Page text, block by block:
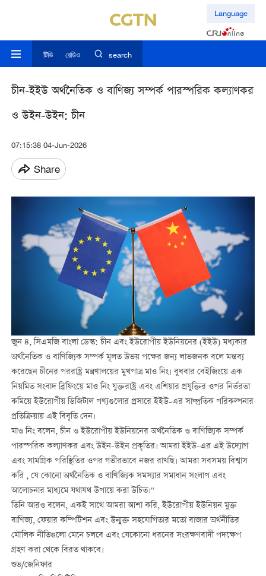
Language
টিভি রেডিও search
চীন-ইইউ অর্থনৈতিক ও বাণিজ্য সম্পর্ক পারস্পরিক কল্যাণকর
ও উইন-উইন: চীন
07:15:38 04-Jun-2026
Share
জুন ৪, সিএমজি বাংলা ডেস্ক: চীন এবং ইউরোপীয় ইউনিয়নের (ইইউ) মধ্যকার
অর্থনৈতিক ও বাণিজ্যিক সম্পর্ক মূলত উভয় পক্ষের জন্য লাভজনক বলে মন্তব্য
করেছেন চীনের পররাষ্ট্র মন্ত্রণালয়ের মুখপাত্র মাও নিং। বুধবার বেইজিংয়ে এক
নিয়মিত সংবাদ ব্রিফিংয়ে মাও নিং যুক্তরাষ্ট্র এবং এশিয়ার প্রযুক্তির ওপর নির্ভরতা
কমিয়ে ইউরোপীয় ডিজিটাল পণ্যগুলোর প্রসারে ইইউ-এর সাম্প্রতিক পরিকল্পনার
প্রতিক্রিয়ায় এই বিবৃতি দেন।
মাও নিং বলেন, চীন ও ইউরোপীয় ইউনিয়নের অর্থনৈতিক ও বাণিজ্যিক সম্পর্ক
পারস্পরিক কল্যাণকর এবং উইন-উইন প্রকৃতির। আমরা ইইউ-এর এই উদ্যোগ
এবং সামগ্রিক পরিস্থিতির ওপর গভীরভাবে নজর রাখছি। আমরা সবসময় বিশ্বাস
করি , যে কোনো অর্থনৈতিক ও বাণিজ্যিক সমস্যার সমাধান সংলাপ এবং
আলোচনার মাধ্যমে যথাযথ উপায়ে করা উচিত।"
তিনি আরও বলেন, একই সাথে আমরা আশা করি, ইউরোপীয় ইউনিয়ন মুক্ত
বাণিজ্য, ফেয়ার কম্পিটিশন এবং উন্মুক্ত সহযোগিতার মতো বাজার অর্থনীতির
মৌলিক নীতিগুলো মেনে চলবে এবং যেকোনো ধরনের সংরক্ষণবাদী পদক্ষেপ
গ্রহণ করা থেকে বিরত থাকবে।
শুভ/জেনিফার